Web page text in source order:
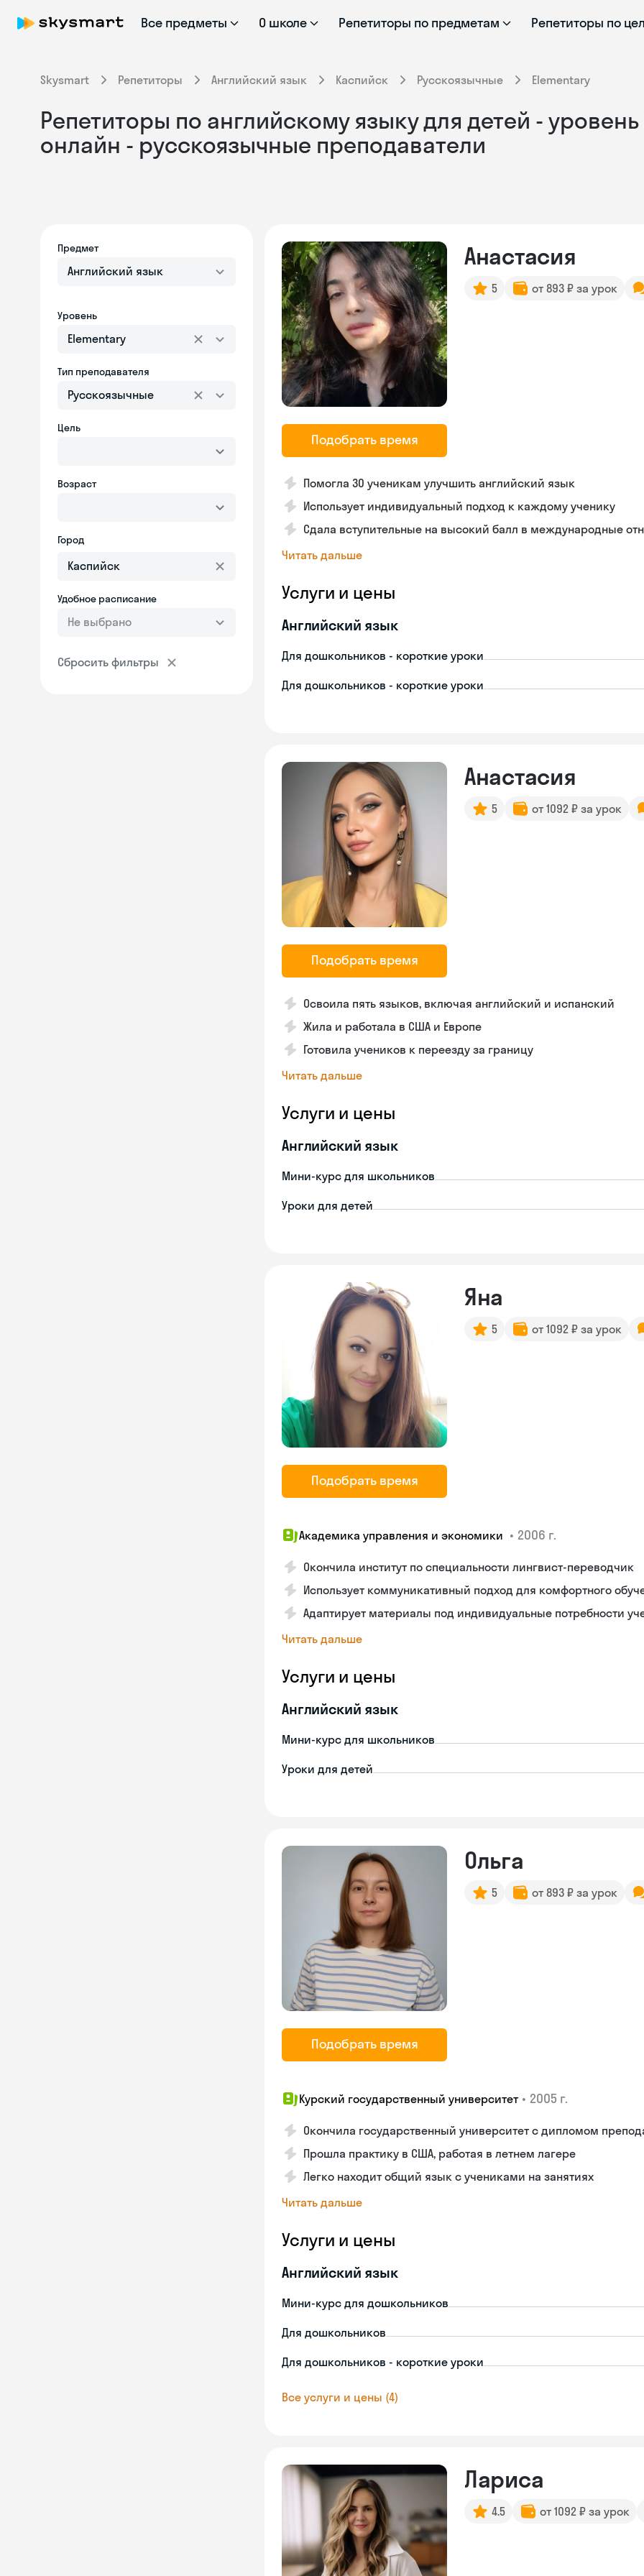
Все предметы О школе Репетиторы по предметам Репетиторы по
Skysmart Репетиторы Английский язык Каспийск Русскоязычные Elementary
Репетиторы по английскому языку для детей -
онлайн - русскоязычные преподаватели
Предмет
Английский язык
Уровень
Elementary
Тип преподавателя
Русскоязычные
Цель
Возраст
Город
Удобное расписание
Не выбрано
Сбросить фильтры
Подобрать время
Анастасия
5 от 893 ₽ за урок
Помогла 30 ученикам улучшить английский язык
Использует индивидуальный подход к каждому ученику
Сдала вступительные на высокий балл в международные
Читать дальше
Услуги и цены
Английский язык
Для дошкольников - короткие уроки
Для дошкольников - короткие уроки
Подобрать время
Анастасия
5 от 1092 ₽ за урок
Освоила пять языков, включая английский и испанский
Жила и работала в США и Европе
Готовила учеников к переезду за границу
Читать дальше
Услуги и цены
Английский язык
Мини-курс для школьников
Уроки для детей
Подобрать время
Яна
5 от 1092 ₽ за урок
Академика управления и экономики • 2006 г.
Окончила институт по специальности лингвист-переводчик
Использует коммуникативный подход для комфортного
Адаптирует материалы под индивидуальные потребности
Читать дальше
Услуги и цены
Английский язык
Мини-курс для школьников
Уроки для детей
Подобрать время
Ольга
5 от 893 ₽ за урок
Курский государственный университет • 2005 г.
Окончила государственный университет с дипломом
Прошла практику в США, работая в летнем лагере
Легко находит общий язык с учениками на занятиях
Читать дальше
Услуги и цены
Английский язык
Мини-курс для дошкольников
Для дошкольников
Для дошкольников - короткие уроки
Все услуги и цены (4)
Лариса
4.5 от 1092 ₽ за урок